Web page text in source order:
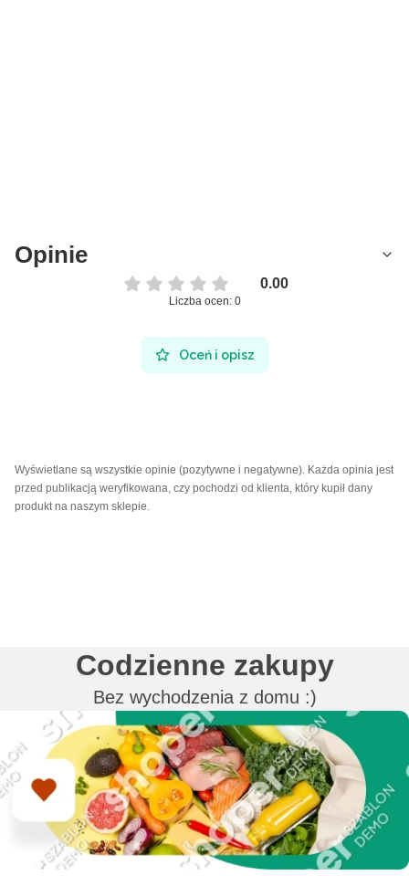
Opinie
0.00
Liczba ocen: 0
Oceń i opisz
Wyświetlane są wszystkie opinie (pozytywne i negatywne). Każda opinia jest
przed publikacją weryfikowana, czy pochodzi od klienta, który kupił dany
produkt na naszym sklepie.
Codzienne zakupy
Bez wychodzenia z domu :)